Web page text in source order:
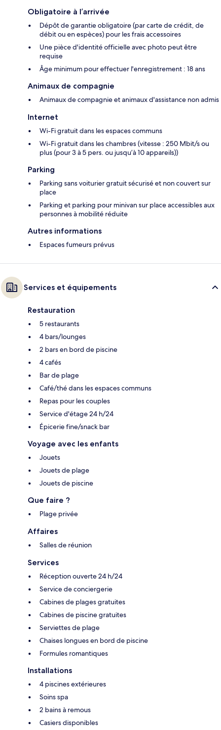
Obligatoire à l’arrivée
Dépôt de garantie obligatoire (par carte de crédit, de
débit ou en espèces) pour les frais accessoires
Une pièce d'identité officielle avec photo peut être
requise
Âge minimum pour effectuer l'enregistrement : 18 ans
Animaux de compagnie
Animaux de compagnie et animaux d'assistance non admis
Internet
Wi-Fi gratuit dans les espaces communs
Wi-Fi gratuit dans les chambres (vitesse : 250 Mbit/s ou
plus (pour 3 à 5 pers. ou jusqu’à 10 appareils))
Parking
Parking sans voiturier gratuit sécurisé et non couvert sur
place
Parking et parking pour minivan sur place accessibles aux
personnes à mobilité réduite
Autres informations
Espaces fumeurs prévus
Services et équipements
Restauration
5 restaurants
4 bars/lounges
2 bars en bord de piscine
4 cafés
Bar de plage
Café/thé dans les espaces communs
Repas pour les couples
Service d'étage 24 h/24
Épicerie fine/snack bar
Voyage avec les enfants
Jouets
Jouets de plage
Jouets de piscine
Que faire ?
Plage privée
Affaires
Salles de réunion
Services
Réception ouverte 24 h/24
Service de conciergerie
Cabines de plages gratuites
Cabines de piscine gratuites
Serviettes de plage
Chaises longues en bord de piscine
Formules romantiques
Installations
4 piscines extérieures
Soins spa
2 bains à remous
Casiers disponibles